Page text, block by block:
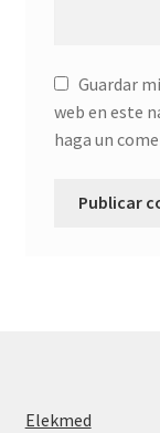
Guardar
web en este
haga un
Elekmed